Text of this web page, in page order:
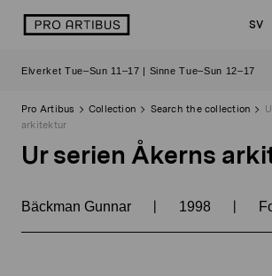
logo SV
Elverket Tue–Sun 11–17 | Sinne Tue–Sun 12–17
Pro Artibus Collection Search the collection
arkitektur
Ur serien Åkerns
Bäckman Gunnar | 1998 |